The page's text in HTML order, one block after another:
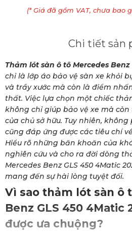
(* Giá đã gồm VAT, chưa bao
Chi tiết sản
Thảm lót sàn ô tô Mercedes Benz
chỉ là lớp áo bảo vệ sàn xe khỏi
và trầy xước mà còn là điểm
thất. Việc lựa chọn một chiếc
không chỉ giúp bảo vệ xe mà
của chủ sở hữu. Tuy nhiên,
cũng đáp ứng được các tiêu chí
Hiểu rõ những băn khoăn của
nghiên cứu và cho ra đời dòng
Mercedes Benz GLS 450 4Matic
mang đến sự hài lòng tuyệt đối.
Vì sao thảm lót sàn ô
Benz GLS 450 4Matic
được ưa chuộng?